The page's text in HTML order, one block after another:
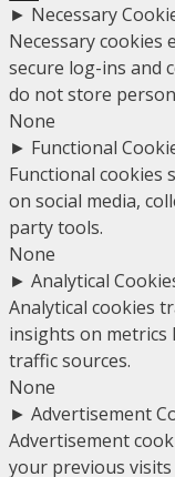
► Necessary
Necessary cookies
secure log-ins and
do not store
None
► Functional
Functional
on social media,
party tools.
None
► Analytical
Analytical cookies
insights on metrics
traffic sources.
None
► Advertisement
Advertisement
your previous